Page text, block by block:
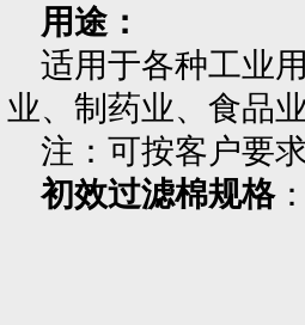
用途：
适用于各种工业
业、制药业、食品
注：可按客户要
初效过滤棉规格